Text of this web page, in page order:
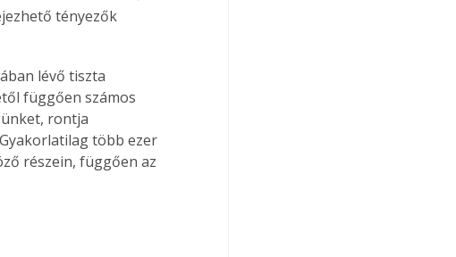
tényezők
lévő tiszta
függően számos
rontja
több ezer
részein, függően az